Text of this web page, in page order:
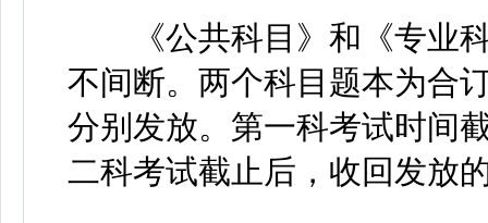
《公共科目》和《专业科
不间断。两个科目题本为合
分别发放。第一科考试时间
二科考试截止后，收回发放